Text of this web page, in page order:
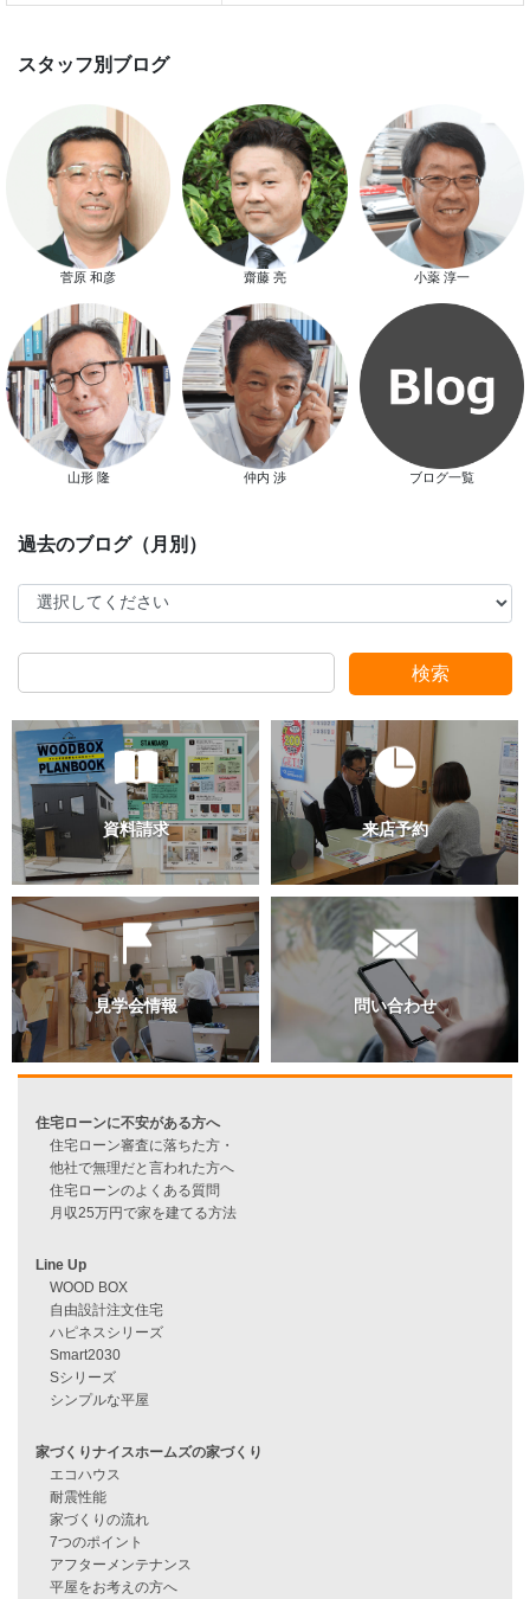
スマートハウス 完成見学会開催
新春特別キャンペーン
スタッフ別ブログ
菅原 和彦 齋藤 亮 小薬 淳一
山形 隆 仲内 渉 ブログ一覧
過去のブログ（月別）
検索
資料請求